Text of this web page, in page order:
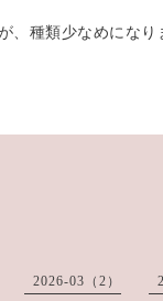
、種類少なめになり
2026-03（2）